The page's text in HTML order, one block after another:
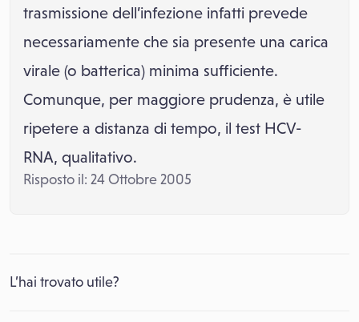
trasmissione dell’infezione infatti prevede
necessariamente che sia presente una carica
virale (o batterica) minima sufficiente.
Comunque, per maggiore prudenza, è utile
ripetere a distanza di tempo, il test HCV-
RNA, qualitativo.
Risposto il: 24 Ottobre 2005
L’hai trovato utile?